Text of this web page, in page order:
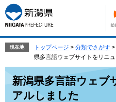
ー
ジ
の
で
す。
ニ
ュ
ー
ば
現在地 トップページ > 分類でさがす >
県多言語ウェブサイトをリニ
新潟県多言語ウェブ
アルしました